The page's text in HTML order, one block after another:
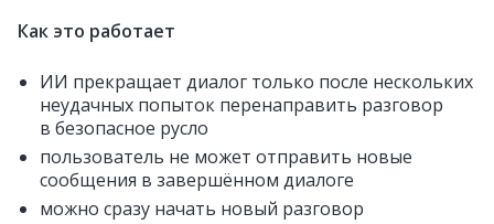
Как это работает
ИИ прекращает диалог только после нескольких
неудачных попыток перенаправить разговор
в безопасное русло
пользователь не может отправить новые
сообщения в завершённом диалоге
можно сразу начать новый разговор